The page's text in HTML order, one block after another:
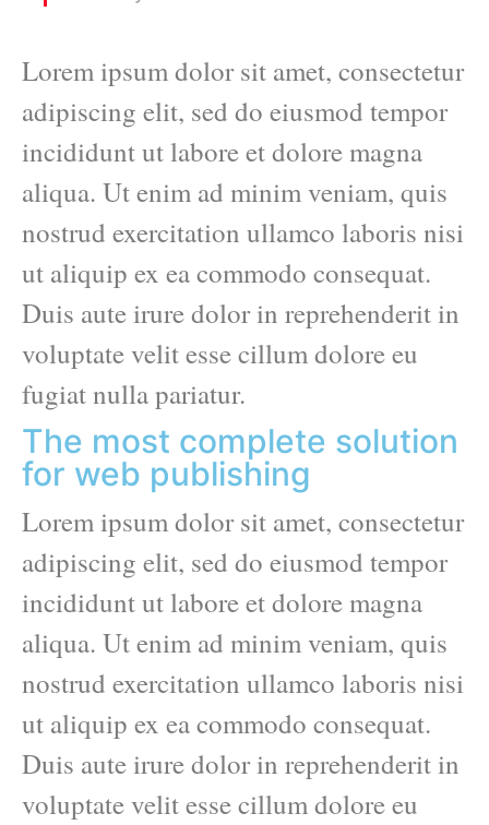
Lorem ipsum dolor sit amet, consectetur
adipiscing elit, sed do eiusmod tempor
incididunt ut labore et dolore magna
aliqua. Ut enim ad minim veniam, quis
nostrud exercitation ullamco laboris nisi
ut aliquip ex ea commodo consequat.
Duis aute irure dolor in reprehenderit in
voluptate velit esse cillum dolore eu
fugiat nulla pariatur.
The most complete solution
for web publishing
Lorem ipsum dolor sit amet, consectetur
adipiscing elit, sed do eiusmod tempor
incididunt ut labore et dolore magna
aliqua. Ut enim ad minim veniam, quis
nostrud exercitation ullamco laboris nisi
ut aliquip ex ea commodo consequat.
Duis aute irure dolor in reprehenderit in
voluptate velit esse cillum dolore eu